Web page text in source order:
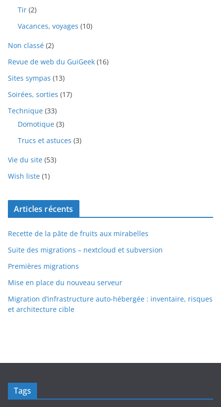
Tir (2)
Vacances, voyages (10)
Non classé (2)
Revue de web du GuiGeek (16)
Sites sympas (13)
Soirées, sorties (17)
Technique (33)
Domotique (3)
Trucs et astuces (3)
Vie du site (53)
Wish liste (1)
Articles récents
Recette de la pâte de fruits aux mirabelles
Suite des migrations – nextcloud et subversion
Premières migrations
Mise en place du nouveau serveur
Migration d’infrastructure auto-hébergée : inventaire, risques
et architecture cible
Tags